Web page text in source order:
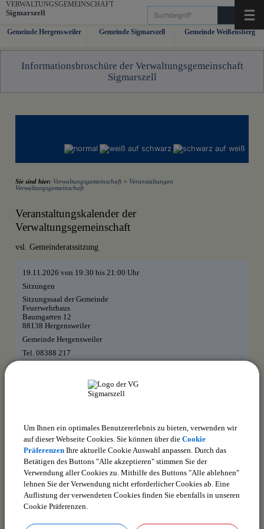
Zum Inhalt,zur Navigationoderzur Startseite
VERWALTUNGSGEMEINSCHAFT
Sigmarszell
Gemeinde Hergensweiler Gemeinde Sigmarszell Gemeinde Weißensberg
Informationsbroschüre der Verwaltungsgemeinschaft
Sigmarszell
Sie sind hier: Verwaltungsgemeinschaft> Veranstaltungen
Verwaltungsgemeinschaft
Veranstaltungskalender der
Verwaltungsgemeinschaft
vsl. Gemeinderatssitzung
19.11.2026 von 19:30 bis 21:00 Uhr
Sitzungen
Sitzungssaal der Gemeinde
Feuerwehrhaus
Baumgarten 12
88138 Hergensweiler
Gemeinde Hergensweiler
Tel. 08388 217
Den gewählten Termin als VCS-Kalenderdatei downloaden
Den gewählten Termin als iCal-Kalenderdatei downloaden
drucken nach oben
Um Ihnen ein optimales Benutzererlebnis zu bieten, verwenden wir
auf dieser Webseite Cookies. Sie können über die Cookie
Präferenzen Ihre aktuelle Cookie Auswahl anpassen. Durch das
Betätigen des Buttons "Alle akzeptieren" stimmen Sie der
Verwendung aller Cookies zu. Mithilfe des Buttons "Alle ablehnen"
lehnen Sie der Verwendung nicht erforderlicher Cookies ab. Eine
Auflistung der verwendeten Cookies finden Sie ebenfalls in unseren
Cookie Präferenzen.